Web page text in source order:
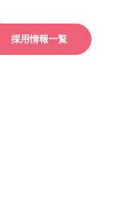
採用情報一覧